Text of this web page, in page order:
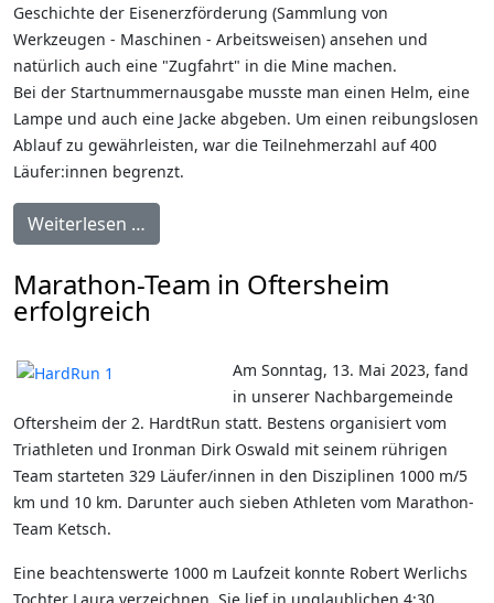
Geschichte der Eisenerzförderung (Sammlung von
Werkzeugen - Maschinen - Arbeitsweisen) ansehen und
natürlich auch eine "Zugfahrt" in die Mine machen.
Bei der Startnummernausgabe musste man einen Helm, eine
Lampe und auch eine Jacke abgeben. Um einen reibungslosen
Ablauf zu gewährleisten, war die Teilnehmerzahl auf 400
Läufer:innen begrenzt.
Weiterlesen …
Marathon-Team in Oftersheim
erfolgreich
Am Sonntag, 13. Mai 2023, fand
in unserer Nachbargemeinde
Oftersheim der 2. HardtRun statt. Bestens organisiert vom
Triathleten und Ironman Dirk Oswald mit seinem rührigen
Team starteten 329 Läufer/innen in den Disziplinen 1000 m/5
km und 10 km. Darunter auch sieben Athleten vom Marathon-
Team Ketsch.
Eine beachtenswerte 1000 m Laufzeit konnte Robert Werlichs